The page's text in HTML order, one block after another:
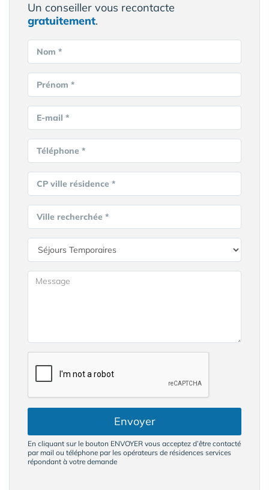
Un conseiller vous recontacte
gratuitement.
Nom *
Prénom *
E-mail *
Téléphone *
CP ville résidence *
Ville recherchée *
Envoyer
En cliquant sur le bouton ENVOYER vous acceptez d’être contacté
par mail ou téléphone par les opérateurs de résidences services
répondant à votre demande